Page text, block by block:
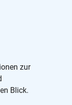
zur
Blick.